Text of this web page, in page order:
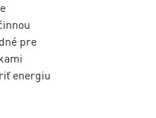
pre
energiu